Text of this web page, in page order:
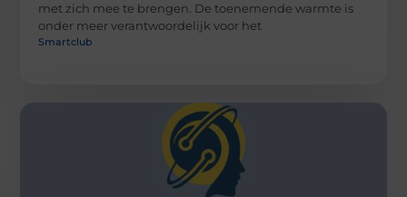
met zich mee te brengen. De toenemende warmte is
onder meer verantwoordelijk voor het
Smartclub